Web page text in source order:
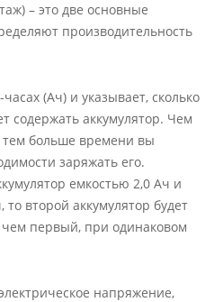
– это две основные
производительность
(Ач) и указывает, сколько
содержать аккумулятор. Чем
тем больше времени вы
заряжать его.
емкостью 2,0 Ач и
второй аккумулятор будет
чем первый, при одинаковом
напряжение,